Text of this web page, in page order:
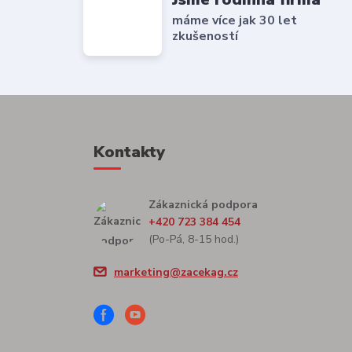
máme více jak 30 let
zkušeností
Kontakty
Zákaznická podpora
+420 723 384 454
(Po-Pá, 8-15 hod.)
marketing@zacekag.cz